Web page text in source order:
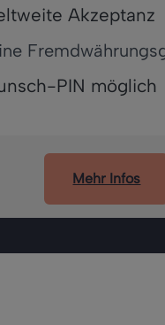
Akzeptanz
PIN möglich
Mehr Infos